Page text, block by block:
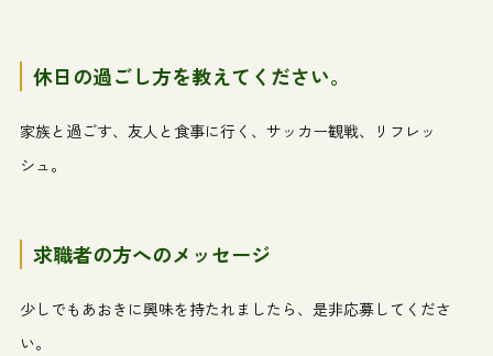
休日の過ごし方を教えてください。
家族と過ごす、友人と食事に行く、サッカー観戦、リフレッ
シュ。
求職者の方へのメッセージ
少しでもあおきに興味を持たれましたら、是非応募してくださ
い。